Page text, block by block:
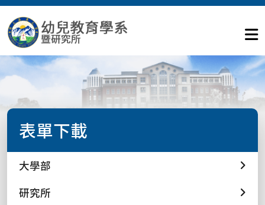
表單下載
大學部
研究所